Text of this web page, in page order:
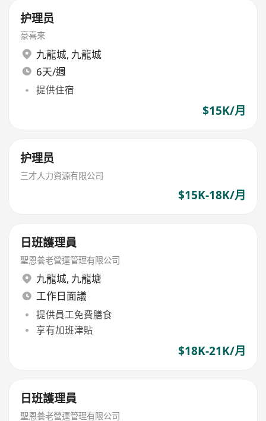
护理员
豪喜來
九龍城, 九龍城
6天/週
提供住宿
$15K/月
护理员
三才人力資源有限公司
$15K-18K/月
日班護理員
聖恩養老營運管理有限公司
九龍城, 九龍塘
工作日面議
提供員工免費膳食
享有加班津貼
$18K-21K/月
日班護理員
聖恩養老營運管理有限公司